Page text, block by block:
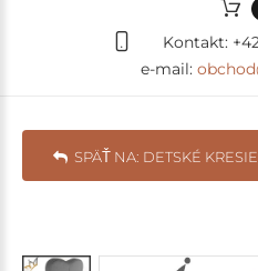
Kontakt:
e-mail:
SPÄŤ NA: DETSKÉ